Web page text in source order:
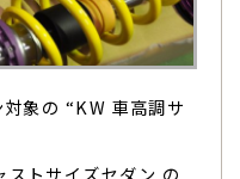
象の “KW 車高調サ
ストサイズセダン の